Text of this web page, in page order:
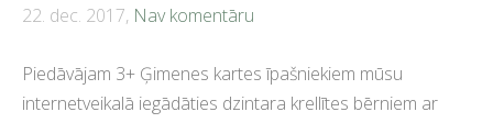
22. dec. 2017, Nav komentāru
Piedāvājam 3+ Ģimenes kartes īpašniekiem mūsu
internetveikalā iegādāties dzintara krellītes bērniem ar